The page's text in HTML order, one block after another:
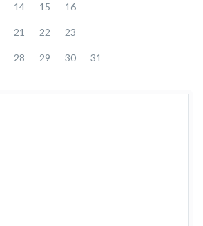
14 15 16
21 22 23
28 29 30 31